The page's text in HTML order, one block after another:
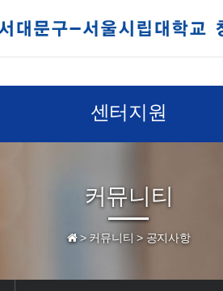
센터지원
커뮤니티
> 커뮤니티 > 공지사항